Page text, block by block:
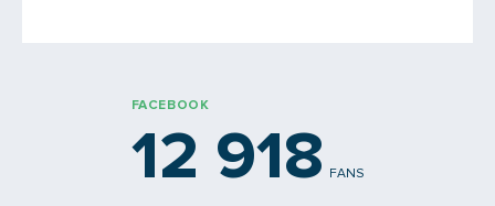
FACEBOOK
12 918 FANS